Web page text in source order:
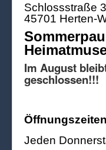
Schlossstraße
45701 Herten-
Im August
geschlossen!!!
Jeden